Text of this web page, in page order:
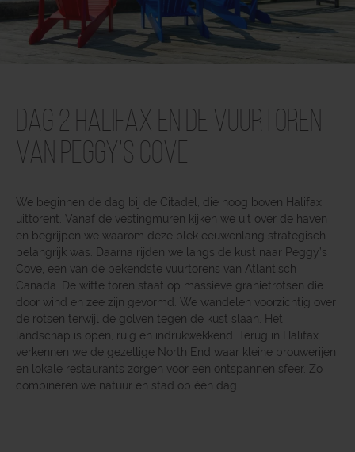
Dag 2 Halifax en de vuurtoren
van Peggy’s Cove
We beginnen de dag bij de Citadel, die hoog boven Halifax
uittorent. Vanaf de vestingmuren kijken we uit over de haven
en begrijpen we waarom deze plek eeuwenlang strategisch
belangrijk was. Daarna rijden we langs de kust naar Peggy’s
Cove, een van de bekendste vuurtorens van Atlantisch
Canada. De witte toren staat op massieve granietrotsen die
door wind en zee zijn gevormd. We wandelen voorzichtig over
de rotsen terwijl de golven tegen de kust slaan. Het
landschap is open, ruig en indrukwekkend. Terug in Halifax
verkennen we de gezellige North End waar kleine brouwerijen
en lokale restaurants zorgen voor een ontspannen sfeer. Zo
combineren we natuur en stad op één dag.